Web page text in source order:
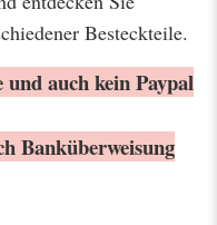
Besteckteile.
auch kein Paypal
Banküberweisung